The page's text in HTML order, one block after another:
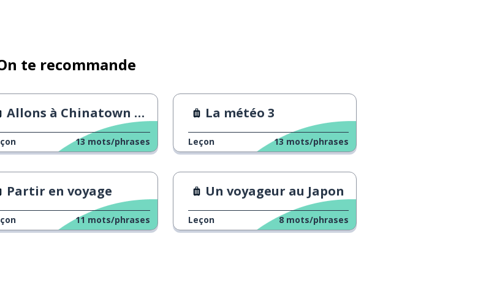
te recommande
Allons à Chinatown à Kobe
13 mots/phrases
La météo 3
Leçon 13 mots/phrases
Partir en voyage
11 mots/phrases
Un voyageur au Japon
Leçon 8 mots/phrases